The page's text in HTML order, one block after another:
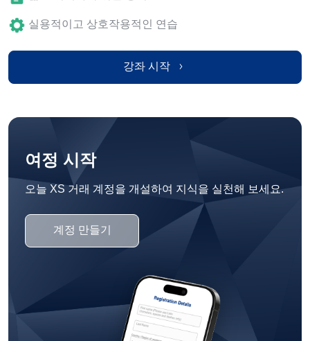
실용적이고 상호작용적인 연습
강좌 시작
여정 시작
오늘 XS 거래 계정을 개설하여 지식을 실천해 보세요.
계정 만들기